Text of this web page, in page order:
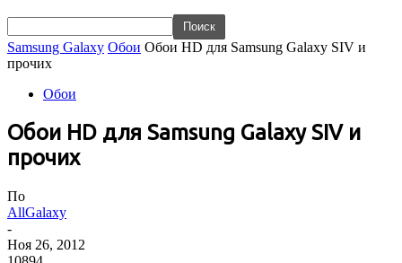
Samsung Galaxy Обои Обои HD для Samsung Galaxy SIV и
прочих
Обои
Обои HD для Samsung Galaxy SIV и
прочих
По
AllGalaxy
-
Ноя 26, 2012